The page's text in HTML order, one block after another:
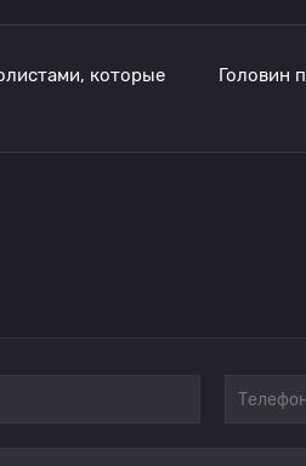
которые
Головин